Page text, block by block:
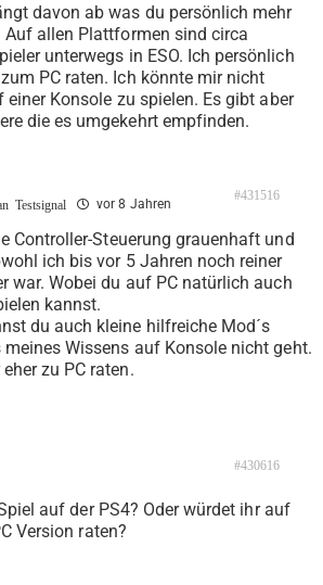
davon ab was du persönlich mehr
Auf allen Plattformen sind circa
unterwegs in ESO. Ich persönlich
PC raten. Ich könnte mir nicht
einer Konsole zu spielen. Es gibt aber
die es umgekehrt empfinden.
Testsignal vor 8 Jahren
#431516
Controller-Steuerung grauenhaft und
ich bis vor 5 Jahren noch reiner
war. Wobei du auf PC natürlich auch
kannst.
du auch kleine hilfreiche Mod´s
Wissens auf Konsole nicht geht.
zu PC raten.
#430616
auf der PS4? Oder würdet ihr auf
Version raten?